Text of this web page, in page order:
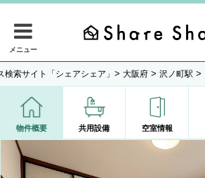
メニュー
検索サイト「シェアシェア」 > 大阪府 > 沢ノ町駅 >
物件概要 共用設備 空室情報